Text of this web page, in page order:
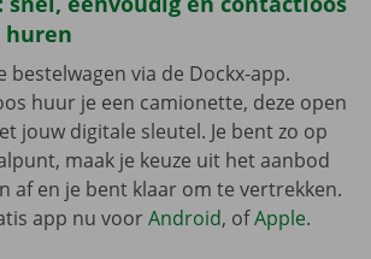
huren
bestelwagen via de Dockx-app.
huur je een camionette, deze open
jouw digitale sleutel. Je bent zo op
maak je keuze uit het aanbod
af en je bent klaar om te vertrekken.
app nu voorAndroid, ofApple.